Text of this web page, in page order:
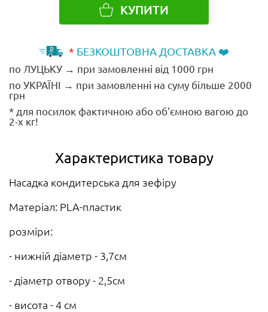
КУПИТИ
* БЕЗКОШТОВНА ДОСТАВКА ❤️
по ЛУЦЬКУ → при замовленні від 1000 грн
по УКРАЇНІ → при замовленні на суму більше 2000
грн
* для посилок фактичною або об'ємною вагою до
2-х кг!
Характеристика товару
Насадка кондитерська для зефіру
Матеріал: PLA-пластик
розміри:
- нижній діаметр - 3,7см
- діаметр отвору - 2,5см
- висота - 4 см